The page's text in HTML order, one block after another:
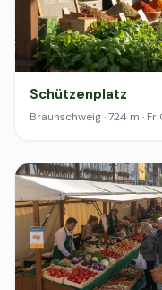
Schützenplatz
Braunschweig · 724 m ·